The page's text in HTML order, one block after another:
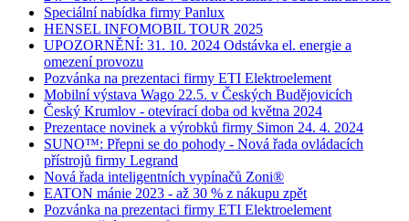
Speciální nabídka firmy Panlux
HENSEL INFOMOBIL TOUR 2025
UPOZORNĚNÍ: 31. 10. 2024 Odstávka el. energie a
omezení provozu
Pozvánka na prezentaci firmy ETI Elektroelement
Mobilní výstava Wago 22.5. v Českých Budějovicích
Český Krumlov - otevírací doba od května 2024
Prezentace novinek a výrobků firmy Simon 24. 4. 2024
SUNO™: Přepni se do pohody - Nová řada ovládacích
přístrojů firmy Legrand
Nová řada inteligentních vypínačů Zoni®
EATON mánie 2023 - až 30 % z nákupu zpět
Pozvánka na prezentaci firmy ETI Elektroelement